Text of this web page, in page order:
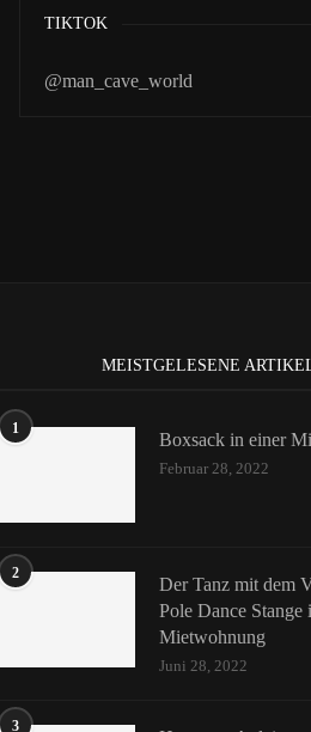
TIKTOK
@man_cave_world
MEISTGELESENE
1
Boxsack in einer
Februar 28, 2022
2
Der Tanz mit dem
Pole Dance Stange
Mietwohnung
Juni 28, 2022
3